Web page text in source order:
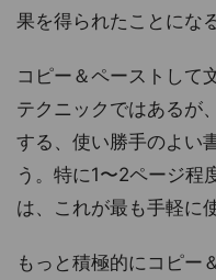
果を得られたことになる
コピー＆ペーストして
テクニックではあるが、
する、使い勝手のよい
う。特に1〜2ページ程
は、これが最も手軽に
もっと積極的にコピー